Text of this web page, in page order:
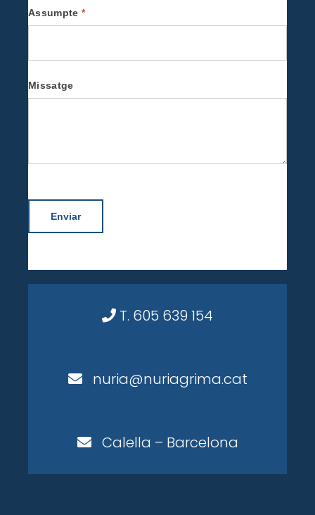
Assumpte *
Missatge
Enviar
T. 605 639 154
nuria@nuriagrima.cat
Calella – Barcelona